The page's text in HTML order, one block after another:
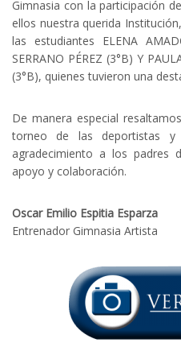
Gimnasia con la participación
ellos nuestra querida
las estudiantes ELENA
SERRANO PÉREZ (3°B) Y
(3°B), quienes tuvieron una
De manera especial
torneo de las deportistas y
agradecimiento a los padres
apoyo y colaboración.
Oscar Emilio Espitia Esparza
Entrenador Gimnasia Artista